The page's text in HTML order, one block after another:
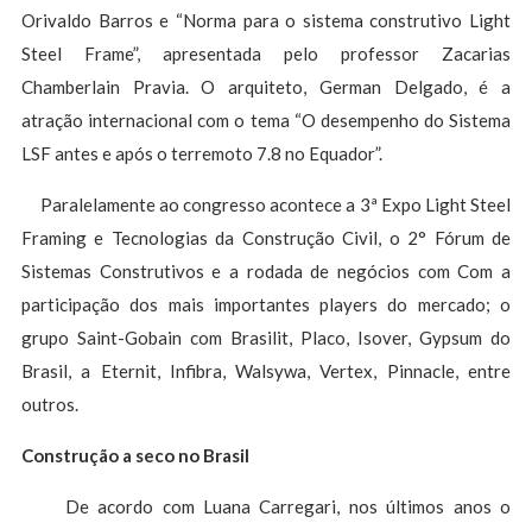
Orivaldo Barros e “Norma para o sistema construtivo Light
Steel Frame”, apresentada pelo professor Zacarias
Chamberlain Pravia. O arquiteto, German Delgado, é a
atração internacional com o tema “O desempenho do Sistema
LSF antes e após o terremoto 7.8 no Equador”.
Paralelamente ao congresso acontece a 3ª Expo Light Steel
Framing e Tecnologias da Construção Civil, o 2° Fórum de
Sistemas Construtivos e a rodada de negócios com Com a
participação dos mais importantes players do mercado; o
grupo Saint-Gobain com Brasilit, Placo, Isover, Gypsum do
Brasil, a Eternit, Infibra, Walsywa, Vertex, Pinnacle, entre
outros.
Construção a seco no Brasil
De acordo com Luana Carregari, nos últimos anos o